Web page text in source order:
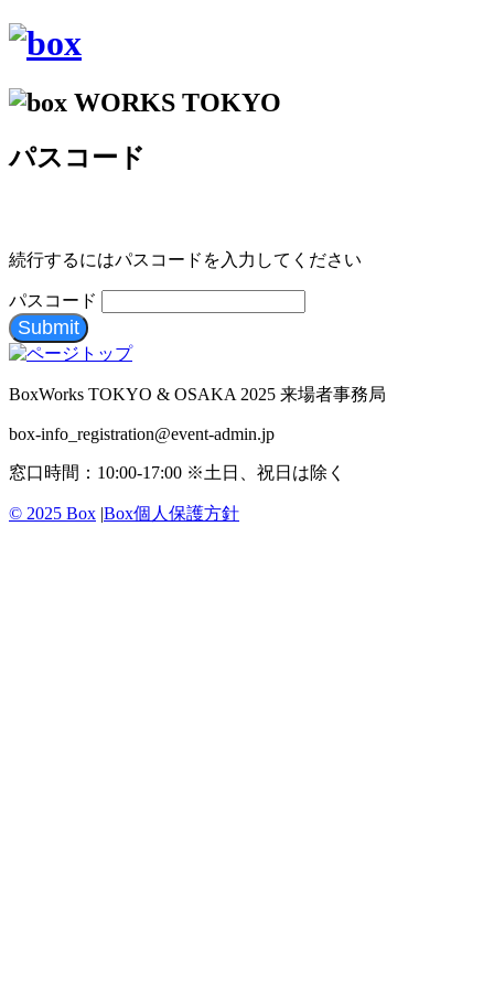
パスコード
続行するにはパスコードを入力してください
パスコード
Submit
BoxWorks TOKYO & OSAKA 2025 来場者事務局
box-info_registration@event-admin.jp
窓口時間：10:00-17:00 ※土日、祝日は除く
© 2025 Box |Box個人保護方針